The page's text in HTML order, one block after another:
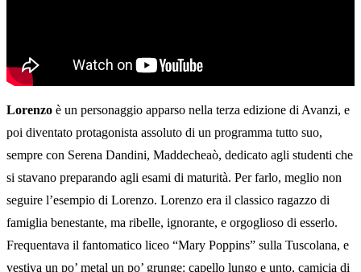
Lorenzo è un personaggio apparso nella terza edizione di Avanzi, e
poi diventato protagonista assoluto di un programma tutto suo,
sempre con Serena Dandini, Maddecheaò, dedicato agli studenti che
si stavano preparando agli esami di maturità. Per farlo, meglio non
seguire l’esempio di Lorenzo. Lorenzo era il classico ragazzo di
famiglia benestante, ma ribelle, ignorante, e orgoglioso di esserlo.
Frequentava il fantomatico liceo “Mary Poppins” sulla Tuscolana, e
vestiva un po’ metal un po’ grunge: capello lungo e unto, camicia di